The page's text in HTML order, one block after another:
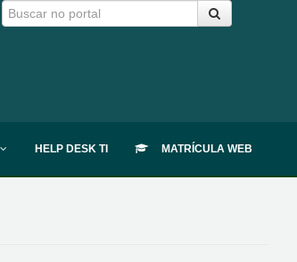
HELP DESK TI MATRÍCULA WEB